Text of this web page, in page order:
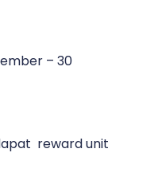
– 30
reward unit